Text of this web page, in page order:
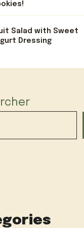
Salad with Sweet
Dressing